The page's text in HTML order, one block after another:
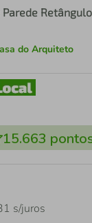
do Arquiteto
15.663
s/juros